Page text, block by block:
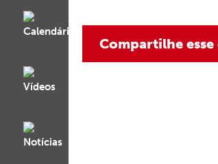
Compartilhe